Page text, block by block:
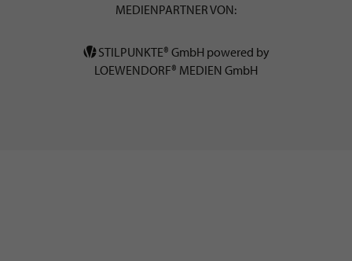
MEDIENPARTNER VON:
STILPUNKTE® GmbH powered by
LOEWENDORF® MEDIEN GmbH